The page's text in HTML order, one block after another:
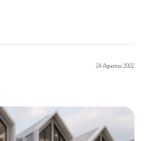
24 Agustus 2022